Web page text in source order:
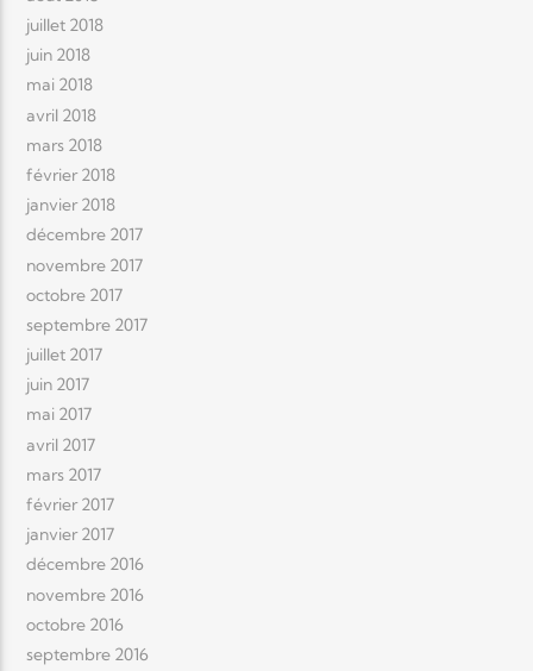
juillet 2018
juin 2018
mai 2018
avril 2018
mars 2018
février 2018
janvier 2018
décembre 2017
novembre 2017
octobre 2017
septembre 2017
juillet 2017
juin 2017
mai 2017
avril 2017
mars 2017
février 2017
janvier 2017
décembre 2016
novembre 2016
octobre 2016
septembre 2016